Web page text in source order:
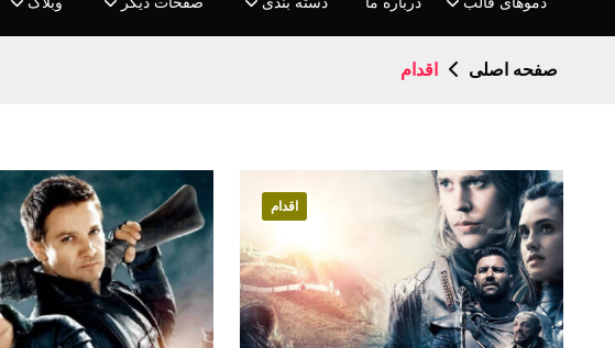
صفحه اصلی اقدام
اقدام